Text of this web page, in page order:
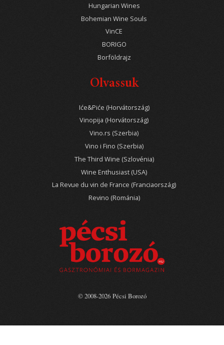
Hungarian Wines
Bohemian Wine Souls
VinCE
BORIGO
Borföldrajz
Olvassuk
Iće&Piće (Horvátország)
Vinopija (Horvátország)
Vino.rs (Szerbia)
Vino i Fino (Szerbia)
The Third Wine (Szlovénia)
Wine Enthusiast (USA)
La Revue du vin de France (Franciaország)
Revino (Románia)
© 2008-2026 Pécsi Borozó